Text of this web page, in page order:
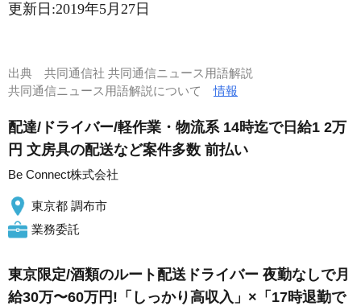
更新日:2019年5月27日
出典 共同通信社 共同通信ニュース用語解説
共同通信ニュース用語解説について情報
配達/ドライバー/軽作業・物流系 14時迄で日給1 2万
円 文房具の配送など案件多数 前払い
Be Connect株式会社
東京都 調布市
業務委託
東京限定/酒類のルート配送ドライバー 夜勤なしで月
給30万〜60万円!「しっかり高収入」×「17時退勤で